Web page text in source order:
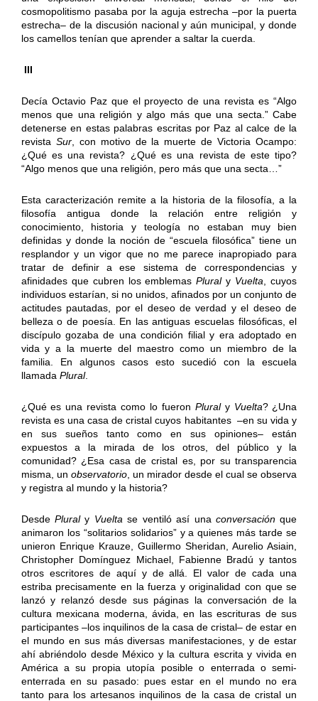
cosmopolitismo pasaba por la aguja estrecha –por la puerta
estrecha– de la discusión nacional y aún municipal, y donde
los camellos tenían que aprender a saltar la cuerda.
III
Decía Octavio Paz que el proyecto de una revista es “Algo
menos que una religión y algo más que una secta.” Cabe
detenerse en estas palabras escritas por Paz al calce de la
revista Sur, con motivo de la muerte de Victoria Ocampo:
¿Qué es una revista? ¿Qué es una revista de este tipo?
“Algo menos que una religión, pero más que una secta…”
Esta caracterización remite a la historia de la filosofía, a la
filosofía antigua donde la relación entre religión y
conocimiento, historia y teología no estaban muy bien
definidas y donde la noción de “escuela filosófica” tiene un
resplandor y un vigor que no me parece inapropiado para
tratar de definir a ese sistema de correspondencias y
afinidades que cubren los emblemasPluraly Vuelta , cuyos
individuos estarían, si no unidos, afinados por un conjunto de
actitudes pautadas, por el deseo de verdad y el deseo de
belleza o de poesía. En las antiguas escuelas filosóficas, el
discípulo gozaba de una condición filial y era adoptado en
vida y a la muerte del maestro como un miembro de la
familia. En algunos casos esto sucedió con la escuela
llamada Plural.
¿Qué es una revista como lo fueron Plural y Vuelta? ¿Una
revista es una casa de cristal cuyos habitantes –en su vida y
en sus sueños tanto como en sus opiniones– están
expuestos a la mirada de los otros, del público y la
comunidad? ¿Esa casa de cristal es, por su transparencia
misma, un observatorio, un mirador desde el cual se observa
y registra al mundo y la historia?
DesdePluraly Vuelta se ventiló así una conversaciónque
animaron los “solitarios solidarios” y a quienes más tarde se
unieron Enrique Krauze, Guillermo Sheridan, Aurelio Asiain,
Christopher Domínguez Michael, Fabienne Bradú y tantos
otros escritores de aquí y de allá. El valor de cada una
estriba precisamente en la fuerza y originalidad con que se
lanzó y relanzó desde sus páginas la conversación de la
cultura mexicana moderna, ávida, en las escrituras de sus
participantes –los inquilinos de la casa de cristal– de estar en
el mundo en sus más diversas manifestaciones, y de estar
ahí abriéndolo desde México y la cultura escrita y vivida en
América a su propia utopía posible o enterrada o semi-
enterrada en su pasado: pues estar en el mundo no era
tanto para los artesanos inquilinos de la casa de cristal un